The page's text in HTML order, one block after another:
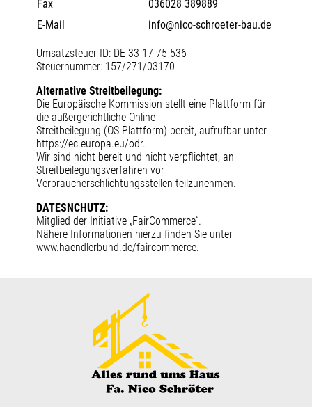
Fax
036028 389889
E-Mail
info@nico-schroeter-bau.de
Umsatzsteuer-ID: DE 33 17 75 536
Steuernummer: 157/271/03170
Alternative Streitbeilegung:
Die Europäische Kommission stellt eine Plattform für
die außergerichtliche Online-
Streitbeilegung (OS-Plattform) bereit, aufrufbar unter
https://ec.europa.eu/odr.
Wir sind nicht bereit und nicht verpflichtet, an
Streitbeilegungsverfahren vor
Verbraucherschlichtungsstellen teilzunehmen.
DATESNCHUTZ:
Mitglied der Initiative „FairCommerce“.
Nähere Informationen hierzu finden Sie unter
www.haendlerbund.de/faircommerce.